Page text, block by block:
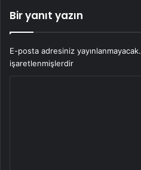
Bir yanıt yazın
E-posta adresiniz yayınlanmayacak.
işaretlenmişlerdir